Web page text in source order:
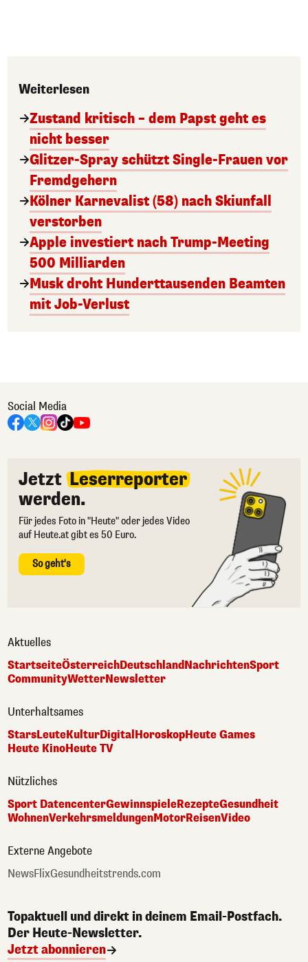
Weiterlesen
Zustand kritisch – dem Papst geht es
nicht besser
Glitzer-Spray schützt Single-Frauen vor
Fremdgehern
Kölner Karnevalist (58) nach Skiunfall
verstorben
Apple investiert nach Trump-Meeting
500 Milliarden
Musk droht Hunderttausenden Beamten
mit Job-Verlust
Social Media
Jetzt Leserreporter
werden.
Für jedes Foto in "Heute" oder jedes Video
auf Heute.at gibt es 50 Euro.
So geht's
Aktuelles
StartseiteÖsterreichDeutschlandNachrichtenSport
CommunityWetterNewsletter
Unterhaltsames
StarsLeuteKulturDigital HoroskopHeute Games
Heute KinoHeute TV
Nützliches
Sport DatencenterGewinnspieleRezepteGesundheit
WohnenVerkehrsmeldungenMotorReisenVideo
Externe Angebote
NewsFlixGesundheitstrends.com
Topaktuell und direkt in deinem Email-Postfach.
Der Heute-Newsletter.
Jetzt abonnieren